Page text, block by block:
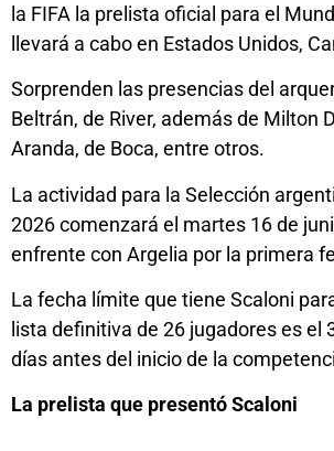
la FIFA la prelista oficial para el
llevará a cabo en Estados Unidos,
Sorprenden las presencias del
Beltrán, de River, además de Milton
Aranda, de Boca, entre otros.
La actividad para la Selección
2026 comenzará el martes 16 de
enfrente con Argelia por la primera
La fecha límite que tiene Scaloni
lista definitiva de 26 jugadores es el
días antes del inicio de la
La prelista que presentó Scaloni